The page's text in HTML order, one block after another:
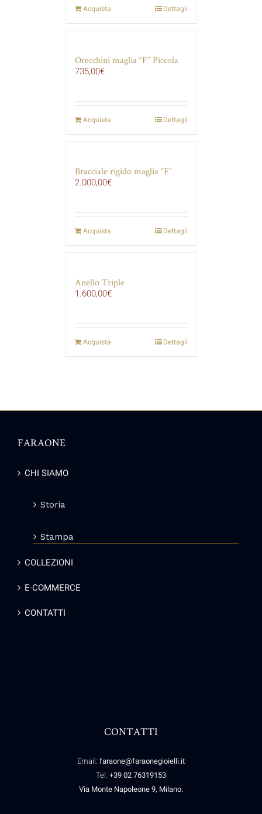
Acquista Dettagli
Orecchini maglia “F” Piccola
735,00€
Acquista Dettagli
Bracciale rigido maglia “F”
2.000,00€
Acquista Dettagli
Anello Triple
1.600,00€
Acquista Dettagli
FARAONE
CHI SIAMO
Storia
Stampa
COLLEZIONI
E-COMMERCE
CONTATTI
CONTATTI
Email: faraone@faraonegioielli.it
Tel: +39 02 76319153
Via Monte Napoleone 9, Milano.